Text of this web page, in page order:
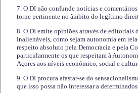
7. O DI não confunde notícias e
torne pertinente no âmbito do legítimo
8. O DI emite opiniões através de editoriais
inalienáveis, como sejam autonomia em
respeito absoluto pela Democracia e pela
particularmente os que respeitam à
Açores aos níveis económico, social e
9. O DI procura afastar-se do
que isso possa não interessar a